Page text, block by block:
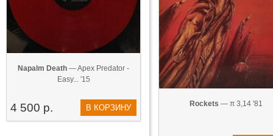
Napalm Death — Apex Predator -
Easy... '15
4 500 р. В КОРЗИНУ Rockets — π 3,14 '81